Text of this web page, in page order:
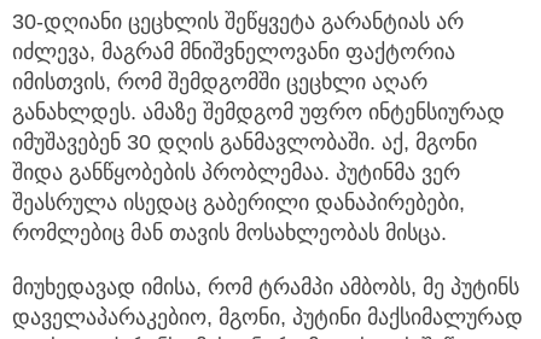
30-დღიანი ცეცხლის შეწყვეტა გარანტიას არ
იძლევა, მაგრამ მნიშვნელოვანი ფაქტორია
იმისთვის, რომ შემდგომში ცეცხლი აღარ
განახლდეს. ამაზე შემდგომ უფრო ინტენსიურად
იმუშავებენ 30 დღის განმავლობაში. აქ, მგონი
შიდა განწყობების პრობლემაა. პუტინმა ვერ
შეასრულა ისედაც გაბერილი დანაპირებები,
რომლებიც მან თავის მოსახლეობას მისცა.
მიუხედავად იმისა, რომ ტრამპი ამბობს, მე პუტინს
დაველაპარაკებიო, მგონი, პუტინი მაქსიმალურად